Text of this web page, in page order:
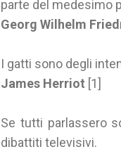
parte del medesimo
Georg Wilhelm
I gatti sono degli
James Herriot [1]
Se tutti parlassero
dibattiti televisivi.